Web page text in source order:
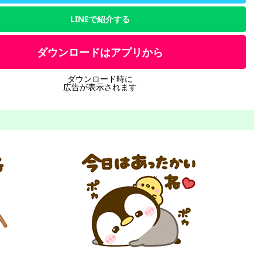
LINEで紹介する
ダウンロードはアプリから
ダウンロード時に
広告が表示されます